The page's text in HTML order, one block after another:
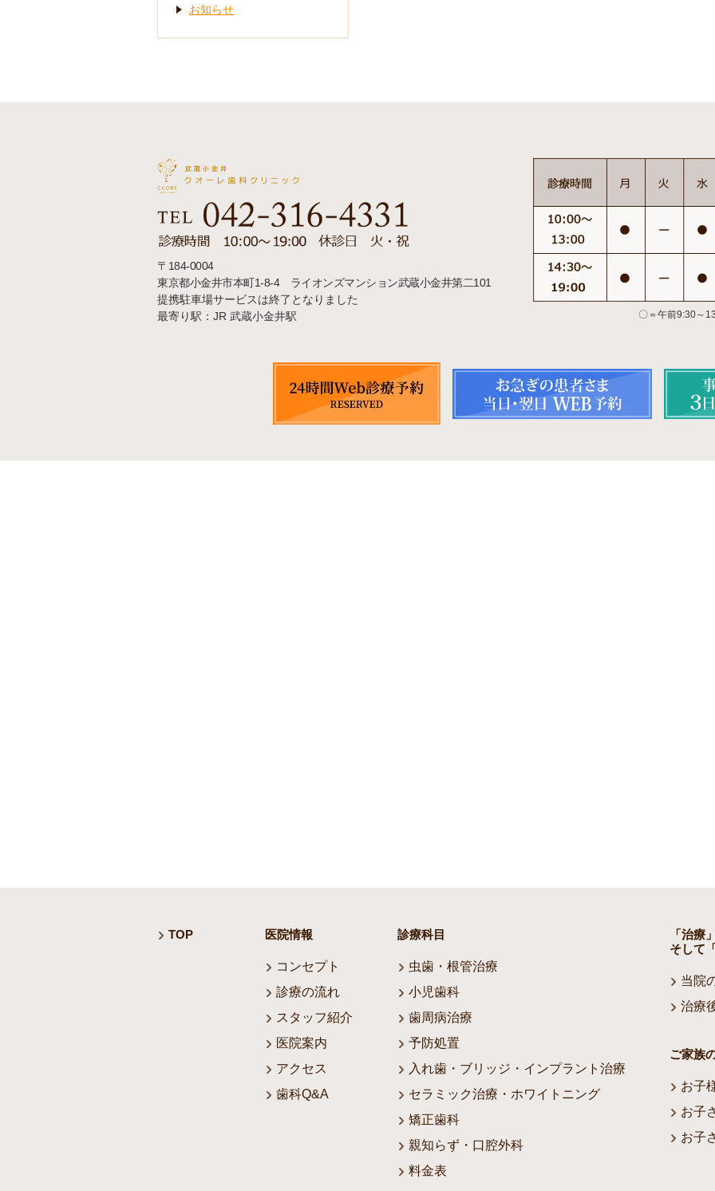
お知らせ
〒184-0004
東京都小金井市本町1-8-4 ライオンズマンション武蔵小金井第二101
提携駐車場サービスは終了となりました
最寄り駅：JR 武蔵小金井駅
〇＝午前9:30
TOP 医院情報
コンセプト
診療の流れ
スタッフ紹介
医院案内
アクセス
歯科Q&A
診療科目
虫歯・根管治療
小児歯科
歯周病治療
予防処置
入れ歯・ブリッジ・インプラント治療
セラミック治療・ホワイトニング
矯正歯科
親知らず・口腔外科
料金表
「治療
そして
当院
治療
ご家族
お子
お子
お子